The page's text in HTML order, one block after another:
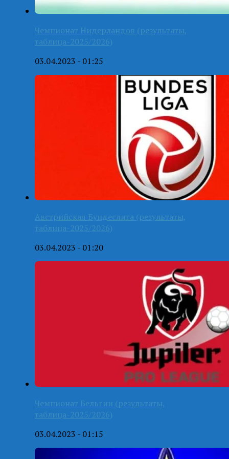
Чемпионат Нидерландов (результаты,
таблица-2025/2026)
03.04.2023 - 01:25
Австрийская Бундеслига (результаты,
таблица-2025/2026)
03.04.2023 - 01:20
Чемпионат Бельгии (результаты,
таблица-2025/2026)
03.04.2023 - 01:15